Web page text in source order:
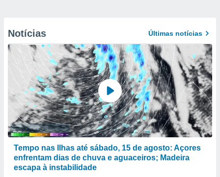
Notícias Últimas notícias
Tempo nas Ilhas até sábado, 15 de agosto: Açores
enfrentam dias de chuva e aguaceiros; Madeira
escapa à instabilidade